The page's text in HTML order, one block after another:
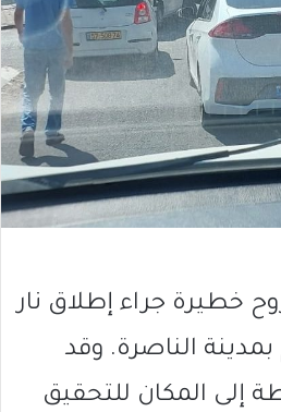
جراء إطلاق نار
الناصرة. وقد
إلى المكان للتحقيق